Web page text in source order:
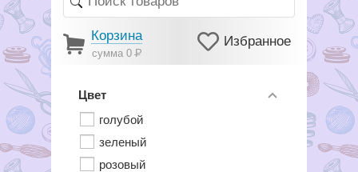
Корзина
сумма 0Р
Избранное
Цвет
голубой
зеленый
розовый